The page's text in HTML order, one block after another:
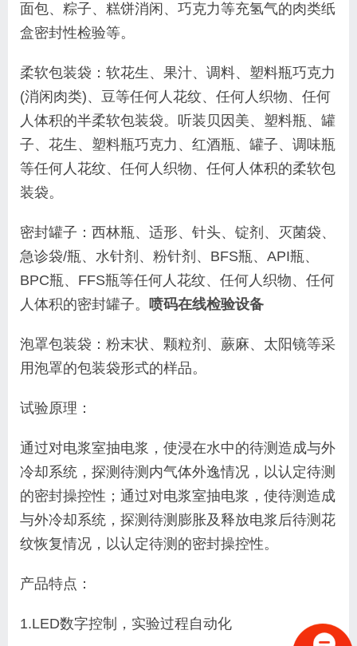
面包、粽子、糕饼消闲、巧克力等充氢气的肉类纸
盒密封性检验等。
柔软包装袋：软花生、果汁、调料、塑料瓶巧克力
(消闲肉类)、豆等任何人花纹、任何人织物、任何
人体积的半柔软包装袋。听装贝因美、塑料瓶、罐
子、花生、塑料瓶巧克力、红酒瓶、罐子、调味瓶
等任何人花纹、任何人织物、任何人体积的柔软包
装袋。
密封罐子：西林瓶、适形、针头、锭剂、灭菌袋、
急诊袋/瓶、水针剂、粉针剂、BFS瓶、API瓶、
BPC瓶、FFS瓶等任何人花纹、任何人织物、任何
人体积的密封罐子。 喷码在线检验设备
泡罩包装袋：粉末状、颗粒剂、蕨麻、太阳镜等采
用泡罩的包装袋形式的样品。
试验原理：
通过对电浆室抽电浆，使浸在水中的待测造成与外
冷却系统，探测待测内气体外逸情况，以认定待测
的密封操控性；通过对电浆室抽电浆，使待测造成
与外冷却系统，探测待测膨胀及释放电浆后待测花
纹恢复情况，以认定待测的密封操控性。
产品特点：
1.LED数字控制，实验过程自动化